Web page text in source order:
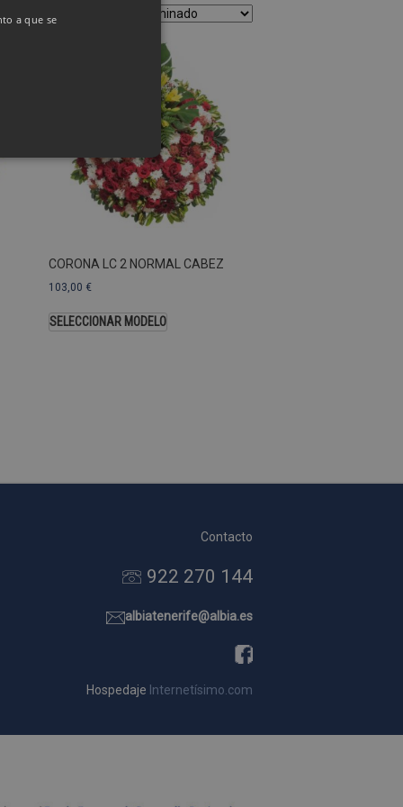
CORONA LC 2 NORMAL CABEZ
103,00 €
SELECCIONAR MODELO
Contacto
922 270 144
albiatenerife@albia.es
Hospedaje Internetísimo.com
a que se
cookies no se pueden
Analytics, que es
un número
Se incluye en cada
los datos de visitantes,